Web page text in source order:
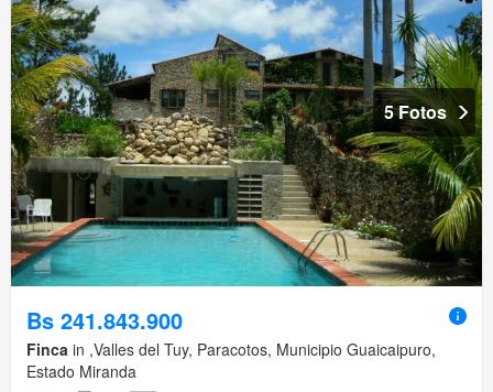
5 Fotos
Bs 241.843.900
Finca in ,Valles del Tuy, Paracotos, Municipio Guaicaipuro,
Estado Miranda